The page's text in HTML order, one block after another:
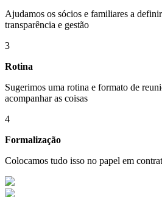
Ajudamos os sócios e familiares a
transparência e gestão
3
Rotina
Sugerimos uma rotina e formato de
acompanhar as coisas
4
Formalização
Colocamos tudo isso no papel em